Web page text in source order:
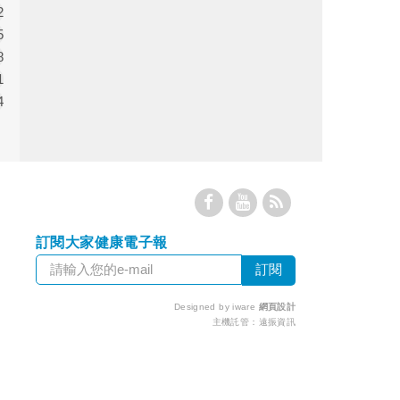
訂閱大家健康電子報
Designed by iware 網頁設計
主機託管： 遠振資訊